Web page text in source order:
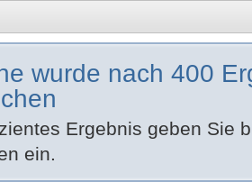
wurde nach 400
Ergebnis geben Sie
ein.